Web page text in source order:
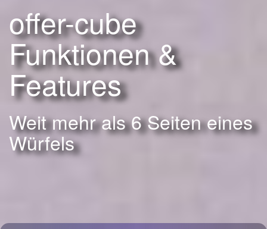
offer-cube
Funktionen &
Features
Weit mehr als 6 Seiten eines
Würfels